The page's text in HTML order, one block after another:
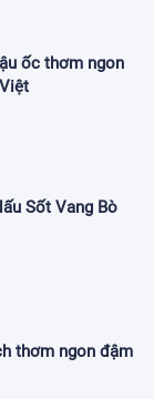
ốc thơm ngon
Sốt Vang Bò
thơm ngon đậm